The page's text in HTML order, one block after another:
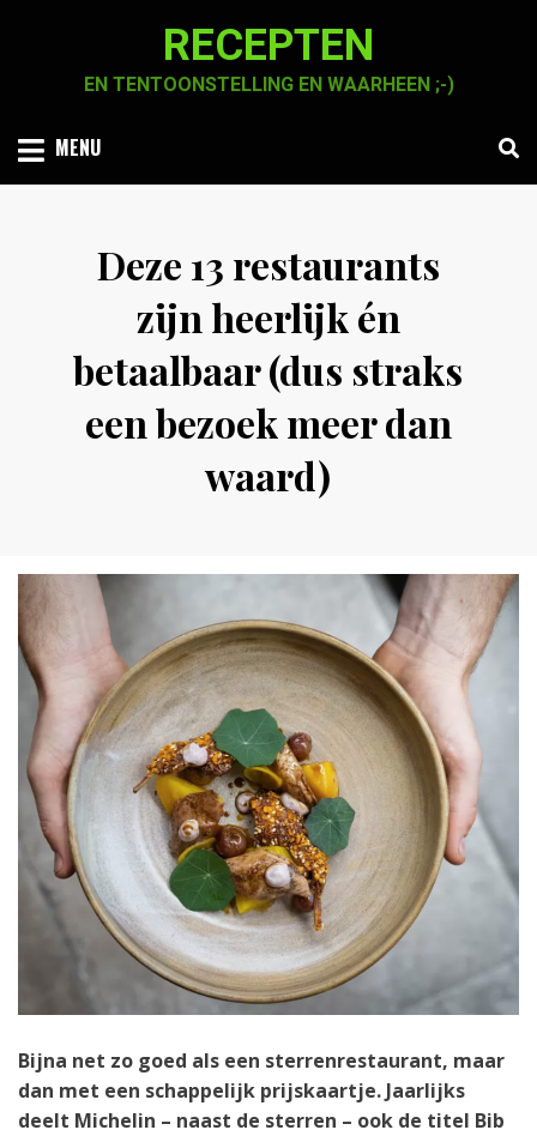
RECEPTEN
EN TENTOONSTELLING EN WAARHEEN ;-)
MENU
Deze 13 restaurants
zijn heerlijk én
betaalbaar (dus straks
een bezoek meer dan
waard)
Bijna net zo goed als een sterrenrestaurant, maar
dan met een schappelijk prijskaartje. Jaarlijks
deelt Michelin – naast de sterren – ook de titel Bib